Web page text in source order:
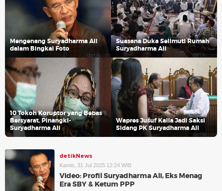
Mengenang Suryadharma Ali
dalam Bingkai Foto
Suasana Duka Selimuti Rumah
Suryadharma Ali
10 Tokoh Koruptor yang Bebas
Bersyarat, Pinangki-
Suryadharma Ali
Wapres Jusuf Kalla Jadi Saksi
Sidang PK Suryadharma Ali
detikNews
Kamis, 31 Jul 2025 12:24 WIB
Video: Profil Suryadharma Ali, Eks Menag
Era SBY & Ketum PPP